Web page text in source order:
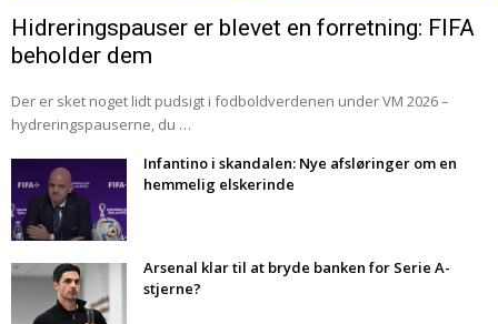
Hidreringspauser er blevet en forretning: FIFA
beholder dem
Der er sket noget lidt pudsigt i fodboldverdenen under VM 2026 –
hydreringspauserne, du …
Infantino i skandalen: Nye afsløringer om en
hemmelig elskerinde
Arsenal klar til at bryde banken for Serie A-
stjerne?